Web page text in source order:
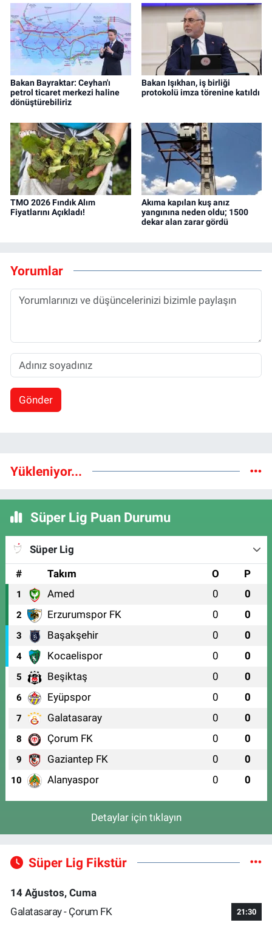
Bakan Bayraktar: Ceyhan'ı
petrol ticaret merkezi haline
dönüştürebiliriz
Bakan Işıkhan, iş birliği
protokolü imza törenine katıldı
TMO 2026 Fındık Alım
Fiyatlarını Açıkladı!
Akıma kapılan kuş anız
yangınına neden oldu; 1500
dekar alan zarar gördü
Yorumlar
Gönder
Yükleniyor...
Süper Lig Puan Durumu
Süper Lig
#
Takım O P
1 Amed 0 0
2 Erzurumspor FK 0 0
3 Başakşehir 0 0
4 Kocaelispor 0 0
5 Beşiktaş 0 0
6 Eyüpspor 0 0
7 Galatasaray 0 0
8 Çorum FK 0 0
9 Gaziantep FK 0 0
10 Alanyaspor 0 0
Detaylar için tıklayın
Süper Lig Fikstür
14 Ağustos, Cuma
Galatasaray - Çorum FK
21:30